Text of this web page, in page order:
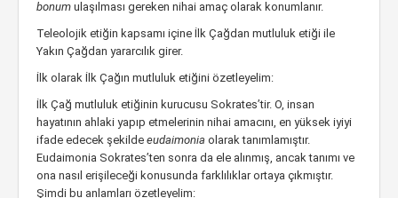
bonum ulaşılması gereken nihai amaç olarak konumlanır.
Teleolojik etiğin kapsamı içine İlk Çağdan mutluluk etiği ile
Yakın Çağdan yararcılık girer.
İlk olarak İlk Çağın mutluluk etiğini özetleyelim:
İlk Çağ mutluluk etiğinin kurucusu Sokrates’tir. O, insan
hayatının ahlaki yapıp etmelerinin nihai amacını, en yüksek iyiyi
ifade edecek şekilde eudaimonia olarak tanımlamıştır.
Eudaimonia Sokrates’ten sonra da ele alınmış, ancak tanımı ve
ona nasıl erişileceği konusunda farklılıklar ortaya çıkmıştır.
Şimdi bu anlamları özetleyelim: